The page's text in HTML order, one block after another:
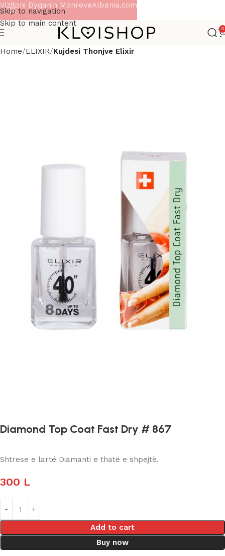
Skip to navigation
Skip to main content
0
Home ELIXIR Kujdesi Thonjve Elixir
Diamond Top Coat Fast Dry # 867
Shtrese e lartë Diamanti e thatë e shpejtë.
300 L
Add to cart
Buy now
Vizitoni Dyqanin MonreveAlbania.com